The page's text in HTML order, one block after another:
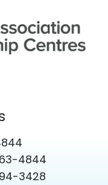
4844
3428